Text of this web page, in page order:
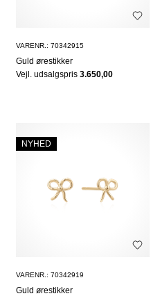
VARENR.: 70342915
Guld ørestikker
Vejl. udsalgspris 3.650,00
NYHED
VARENR.: 70342919
Guld ørestikker